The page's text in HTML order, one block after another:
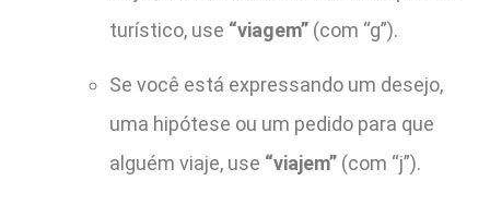
turístico, use “viagem” (com “g”).
Se você está expressando um desejo,
uma hipótese ou um pedido para que
alguém viaje, use “viajem” (com “j”).